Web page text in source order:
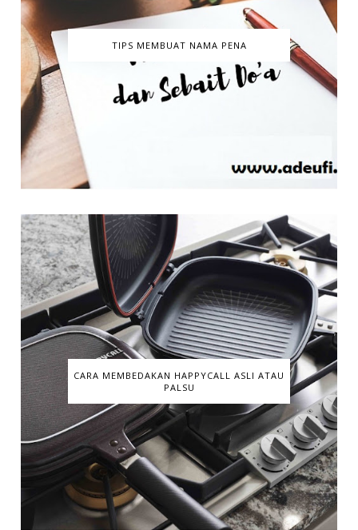
TIPS MEMBUAT NAMA PENA
CARA MEMBEDAKAN HAPPYCALL ASLI ATAU
PALSU